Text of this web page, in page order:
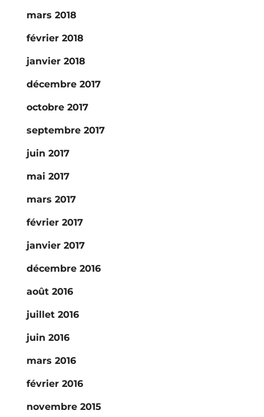
mars 2018
février 2018
janvier 2018
décembre 2017
octobre 2017
septembre 2017
juin 2017
mai 2017
mars 2017
février 2017
janvier 2017
décembre 2016
août 2016
juillet 2016
juin 2016
mars 2016
février 2016
novembre 2015